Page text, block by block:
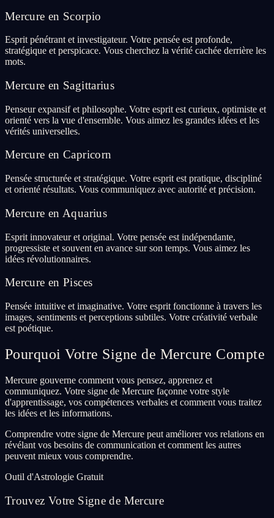
Mercure en Scorpio
Esprit pénétrant et investigateur. Votre pensée est profonde,
stratégique et perspicace. Vous cherchez la vérité cachée derrière les
mots.
Mercure en Sagittarius
Penseur expansif et philosophe. Votre esprit est curieux, optimiste et
orienté vers la vue d'ensemble. Vous aimez les grandes idées et les
vérités universelles.
Mercure en Capricorn
Pensée structurée et stratégique. Votre esprit est pratique, discipliné
et orienté résultats. Vous communiquez avec autorité et précision.
Mercure en Aquarius
Esprit innovateur et original. Votre pensée est indépendante,
progressiste et souvent en avance sur son temps. Vous aimez les
idées révolutionnaires.
Mercure en Pisces
Pensée intuitive et imaginative. Votre esprit fonctionne à travers les
images, sentiments et perceptions subtiles. Votre créativité verbale
est poétique.
Pourquoi Votre Signe de Mercure Compte
Mercure gouverne comment vous pensez, apprenez et
communiquez. Votre signe de Mercure façonne votre style
d'apprentissage, vos compétences verbales et comment vous traitez
les idées et les informations.
Comprendre votre signe de Mercure peut améliorer vos relations en
révélant vos besoins de communication et comment les autres
peuvent mieux vous comprendre.
Outil d'Astrologie Gratuit
Trouvez Votre Signe de Mercure